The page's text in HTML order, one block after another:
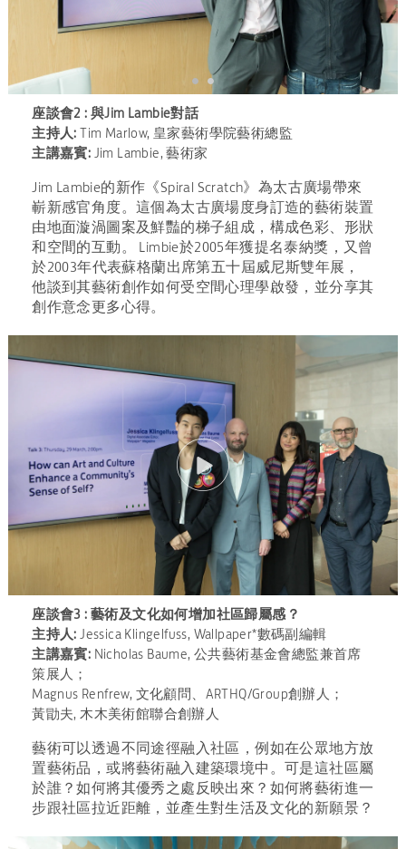
座談會2 : 與Jim Lambie對話
主持人: Tim Marlow, 皇家藝術學院藝術總監
主講嘉賓: Jim Lambie, 藝術家
Jim Lambie的新作《Spiral Scratch》為太古廣場帶來
嶄新感官角度。這個為太古廣場度身訂造的藝術裝置
由地面漩渦圖案及鮮豔的梯子組成，構成色彩、形狀
和空間的互動。 Limbie於2005年獲提名泰納獎，又曾
於2003年代表蘇格蘭出席第五十屆威尼斯雙年展，
他談到其藝術創作如何受空間心理學啟發，並分享其
創作意念更多心得。
座談會3 : 藝術及文化如何增加社區歸屬感？
主持人: Jessica Klingelfuss, Wallpaper*數碼副編輯
主講嘉賓: Nicholas Baume, 公共藝術基金會總監兼首席
策展人；
Magnus Renfrew, 文化顧問、ARTHQ/Group創辦人；
黃勖夫, 木木美術館聯合創辦人
藝術可以透過不同途徑融入社區，例如在公眾地方放
置藝術品，或將藝術融入建築環境中。可是這社區屬
於誰？如何將其優秀之處反映出來？如何將藝術進一
步跟社區拉近距離，並產生對生活及文化的新願景？